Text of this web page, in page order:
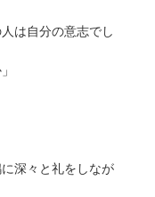
は自分の意志でし
深々と礼をしなが